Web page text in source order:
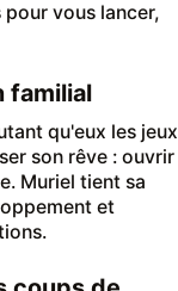
vous lancer,
familial
qu'eux les jeux
son rêve : ouvrir
Muriel tient sa
et